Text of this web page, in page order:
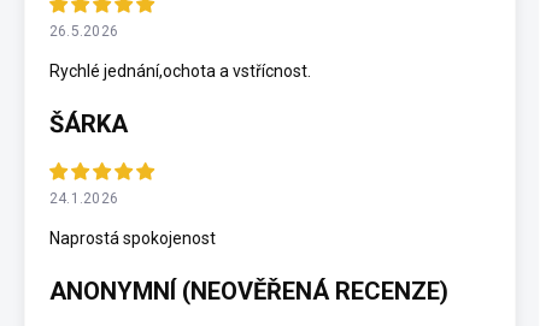
26.5.2026
Rychlé jednání,ochota a vstřícnost.
ŠÁRKA
24.1.2026
Naprostá spokojenost
ANONYMNÍ (NEOVĚŘENÁ RECENZE)